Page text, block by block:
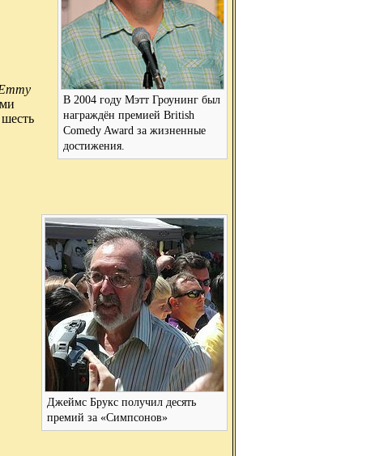
В 2004 году Мэтт Гроунинг был
награждён премией British
Comedy Award за жизненные
достижения.
Джеймс Брукс получил десять
премий за «Симпсонов»